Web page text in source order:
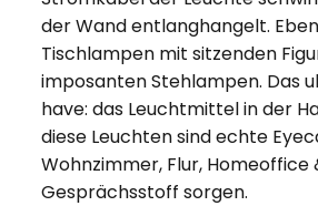
der Wand entlanghangelt.
Tischlampen mit sitzenden
imposanten Stehlampen. Das
have: das Leuchtmittel in der
diese Leuchten sind echte
Wohnzimmer, Flur, Homeoffice
Gesprächsstoff sorgen.